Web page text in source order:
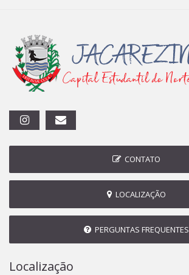
CONTATO
LOCALIZAÇÃO
PERGUNTAS FREQUENTES
Localização